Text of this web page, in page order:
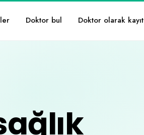
Doktor bul Doktor olarak kayıt